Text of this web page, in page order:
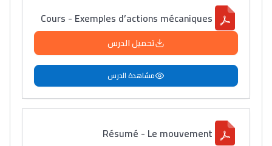
Cours - Exemples d’actions mécaniques
تحميل الدرس
مشاهدة الدرس
Résumé - Le mouvement